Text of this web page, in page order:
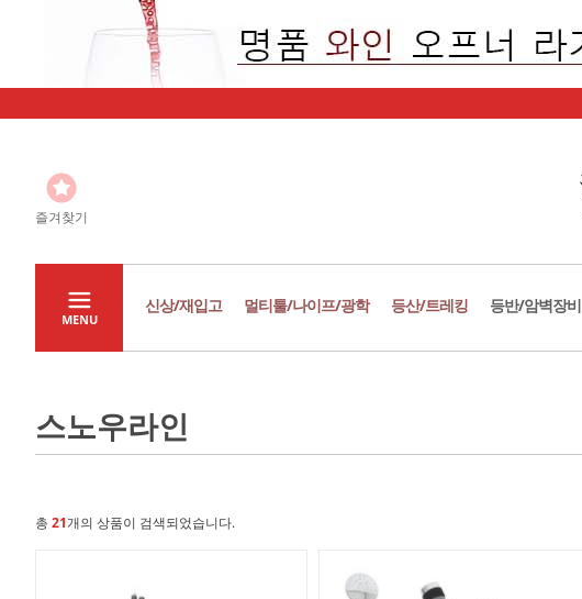
즐겨찾기
MENU
신상/재입고 멀티툴/나이프/광학 등산/트레킹 등반/암벽장비
스노우라인
총 21개의 상품이 검색되었습니다.